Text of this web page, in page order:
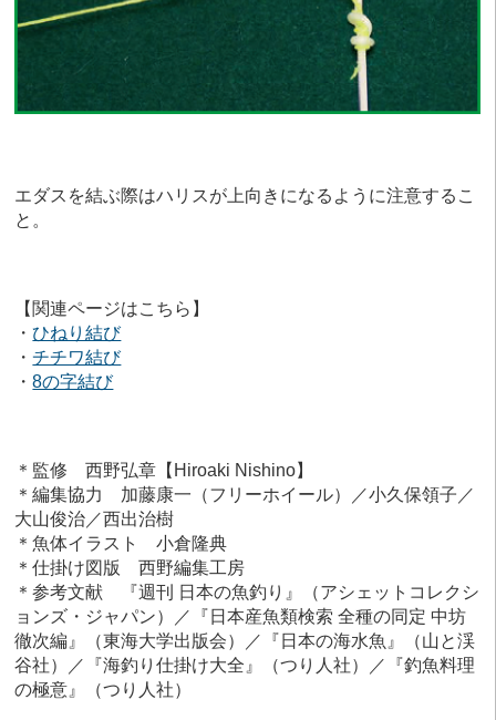
エダスを結ぶ際はハリスが上向きになるように注意するこ
と。
【関連ページはこちら】
・ひねり結び
・チチワ結び
・8の字結び
＊監修 西野弘章【Hiroaki Nishino】
＊編集協力 加藤康一（フリーホイール）／小久保領子／
大山俊治／西出治樹
＊魚体イラスト 小倉隆典
＊仕掛け図版 西野編集工房
＊参考文献 『週刊 日本の魚釣り』（アシェットコレクシ
ョンズ・ジャパン）／『日本産魚類検索 全種の同定 中坊
徹次編』（東海大学出版会）／『日本の海水魚』（山と渓
谷社）／『海釣り仕掛け大全』（つり人社）／『釣魚料理
の極意』（つり人社）